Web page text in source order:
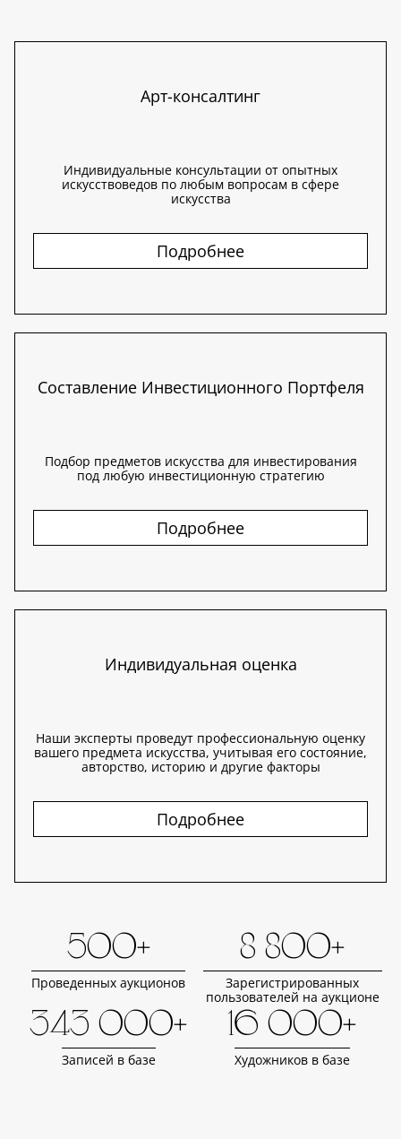
Арт-консалтинг
Индивидуальные консультации от опытных
искусствоведов по любым вопросам в сфере
искусства
Подробнее
Составление Инвестиционного Портфеля
Подбор предметов искусства для инвестирования
под любую инвестиционную стратегию
Подробнее
Индивидуальная оценка
Наши эксперты проведут профессиональную оценку
вашего предмета искусства, учитывая его состояние,
авторство, историю и другие факторы
Подробнее
500+
Проведенных аукционов
8 800+
Зарегистрированных
пользователей на аукционе
343 000+
Записей в базе
16 000+
Художников в базе